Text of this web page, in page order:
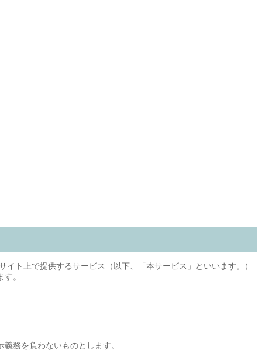
ト上で提供するサービス（以下、「本サービス」といいます。）
。
務を負わないものとします。